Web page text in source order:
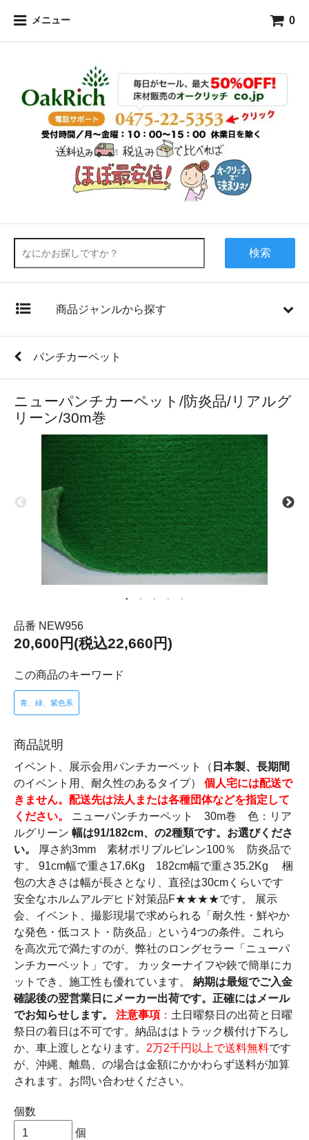
メニュー 0
検索
商品ジャンルから探す
パンチカーペット
ニューパンチカーペット/防炎品/リアルグ
リーン/30m巻
品番 NEW956
20,600円(税込22,660円)
この商品のキーワード
青、緑、紫色系
商品説明
イベント、展示会用パンチカーペット（ 日本製、長期間
のイベント用、耐久性のあるタイプ） 個人宅には配送で
きません。配送先は法人または各種団体などを指定して
ください。
ニューパンチカーペット 30m巻 色：リア
ルグリーン 幅は91/182cm、の2種類です。お選びくださ
い。
厚さ約3mm 素材ポリプルピレン100％ 防炎品で
す。 91cm幅で重さ17.6Kg 182cm幅で重さ35.2Kg 梱
包の大きさは幅が長さとなり、直径は30cmくらいです
安全なホルムアルデヒド対策品F★★★★です。 展示
会、イベント、撮影現場で求められる「耐久性・鮮やか
な発色・低コスト・防炎品」という4つの条件。これら
を高次元で満たすのが、弊社のロングセラー「ニューパ
ンチカーペット」です。 カッターナイフや鋏で簡単にカ
ットでき、施工性も優れています。 納期は最短でご入金
確認後の翌営業日にメーカー出荷です。正確にはメール
でお知らせします。
注意事項 ： 土日曜祭日の出荷と日曜
祭日の着日は不可です。納品ははトラック横付け下ろし
か、車上渡しとなります。 2万2千円以上で送料無料です
が、沖縄、離島、の場合は金額にかかわらず送料が加算
されます。お問い合わせください。
個数
個